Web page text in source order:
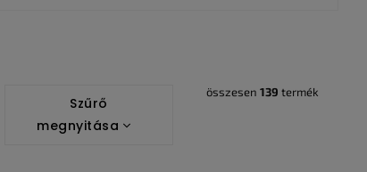
összesen 139 termék
Szűrő
megnyitása